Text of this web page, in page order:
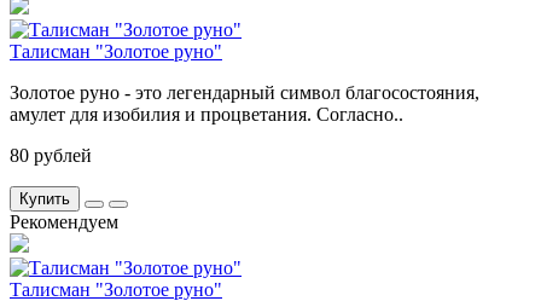
Талисман "Золотое руно"
Золотое руно - это легендарный символ благосостояния,
амулет для изобилия и процветания. Согласно..
80 рублей
Купить
Рекомендуем
Талисман "Золотое руно"